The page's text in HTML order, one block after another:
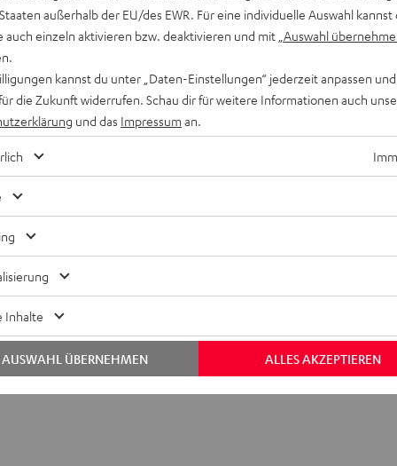
Reflexionen oder Raummoden vermeiden. Kabel
an den Subwoofer-Eingang. Das Netzteil stecken Sie in
Transmitter erfolgt automatisch in Sekunden. Mit weniger
Die Übertragung erfolgt verlustfrei. Der Bass wird sauber,
am AV-Receiver.
TX
zum kabellosen Senden eines Subwoofer-Signals
außerhalb der EU/des EWR. Für eine individuelle Auswahl kannst
auch einzeln aktivieren bzw. deaktivieren und mit „Auswahl
kannst du unter „Daten-Einstellungen“ jederzeit anpassen
die Zukunft widerrufen. Schau dir für weitere Informationen auch
und das Impressum an.
Inhalte
ALLES AKZEPTIEREN
AUSWAHL ÜBERNEHMEN